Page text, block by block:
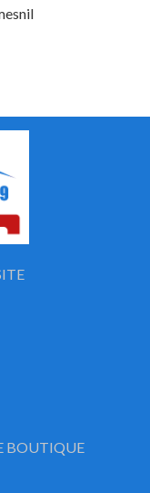
BOUTIQUE